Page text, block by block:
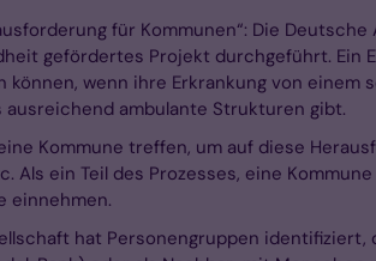
für Kommunen“: Die
gefördertes Projekt durchgeführt. Ein
wenn ihre Erkrankung von
ambulante Strukturen gibt.
Kommune treffen, um auf diese
Als ein Teil des Prozesses, eine
einnehmen.
hat Personengruppen